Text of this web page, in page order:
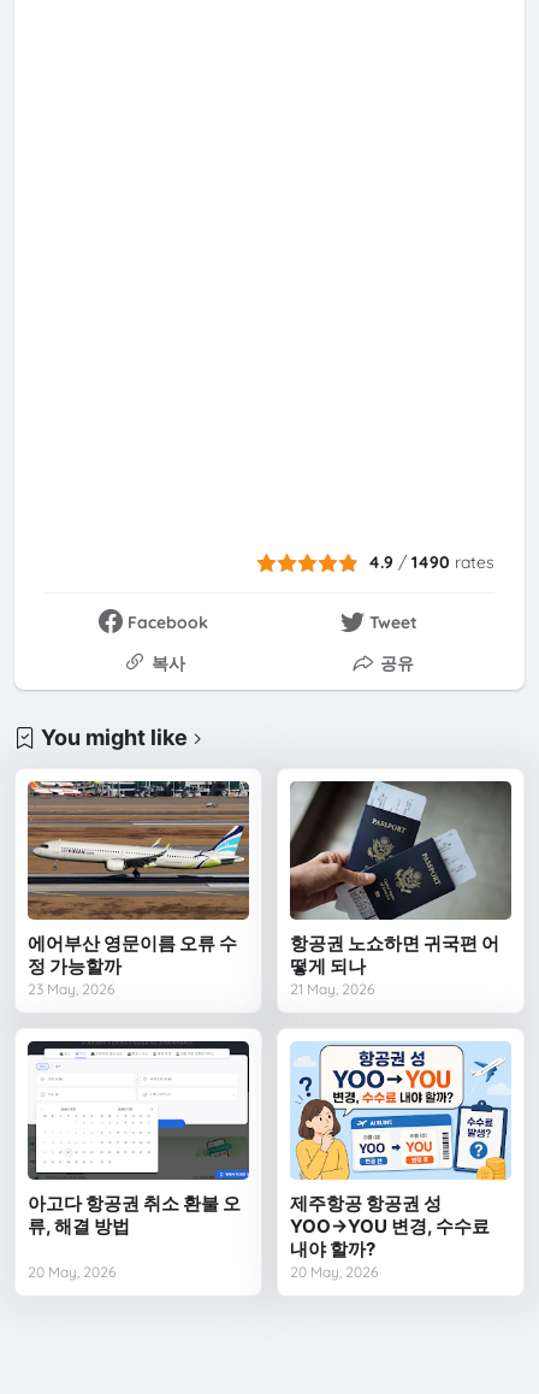
4.9 /1490 rates
Facebook
Tweet
복사
공유
You might like
에어부산 영문이름 오류 수
정 가능할까
23 May, 2026
항공권 노쇼하면 귀국편 어
떻게 되나
21 May, 2026
아고다 항공권 취소 환불 오
류, 해결 방법
20 May, 2026
제주항공 항공권 성
YOO→YOU 변경, 수수료
내야 할까?
20 May, 2026